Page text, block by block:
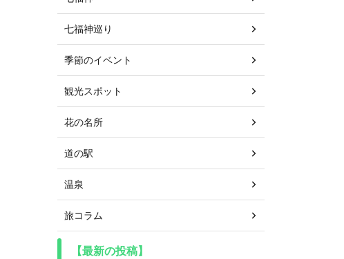
七福神巡り
季節のイベント
観光スポット
花の名所
道の駅
温泉
旅コラム
【最新の投稿】